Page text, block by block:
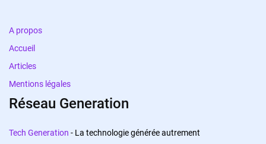
A propos
Accueil
Articles
Mentions légales
Réseau Generation
Tech Generation - La technologie générée autrement